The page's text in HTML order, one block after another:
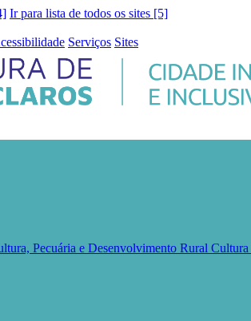
Ir para lista de todos os sites [5]
Serviços Sites
Pecuária e Desenvolvimento Rural Cultura